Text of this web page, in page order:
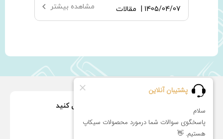
1405/04/07 | مقالات مشاهده بیشتر
ما را در شبکه های اجتماعی دنبال کنید